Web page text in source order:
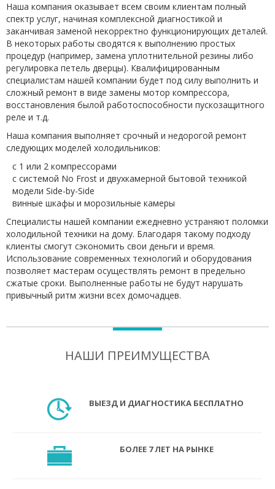
Наша компания оказывает всем своим клиентам полный
спектр услуг, начиная комплексной диагностикой и
заканчивая заменой некорректно функционирующих деталей.
В некоторых работы сводятся к выполнению простых
процедур (например, замена уплотнительной резины либо
регулировка петель дверцы). Квалифицированным
специалистам нашей компании будет под силу выполнить и
сложный ремонт в виде замены мотор компрессора,
восстановления былой работоспособности пускозащитного
реле и т.д.
Наша компания выполняет срочный и недорогой ремонт
следующих моделей холодильников:
с 1 или 2 компрессорами
с системой No Frost и двухкамерной бытовой техникой
модели Side-by-Side
винные шкафы и морозильные камеры
Специалисты нашей компании ежедневно устраняют поломки
холодильной техники на дому. Благодаря такому подходу
клиенты смогут сэкономить свои деньги и время.
Использование современных технологий и оборудования
позволяет мастерам осуществлять ремонт в предельно
сжатые сроки. Выполненные работы не будут нарушать
привычный ритм жизни всех домочадцев.
НАШИ ПРЕИМУЩЕСТВА
ВЫЕЗД И ДИАГНОСТИКА БЕСПЛАТНО
БОЛЕЕ 7 ЛЕТ НА РЫНКЕ